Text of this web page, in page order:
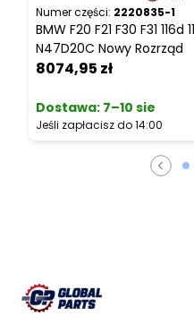
Numer części: 2220835-1
BMW F20 F21 F30 F31
N47D20C Nowy Rozrząd
8074,95 zł
Dostawa: 7–10 sie
Jeśli zapłacisz do 14:00